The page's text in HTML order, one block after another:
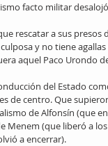
facto militar
rescatar a sus presos
y no tiene
aquel Paco Urondo
del Estado
de centro. Que
de Alfonsín (que
Menem (que liberó a
a encerrar).